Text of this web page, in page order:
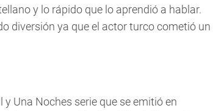
y lo rápido que lo aprendió a hablar.
diversión ya que el actor turco cometió un
Una Noches serie que se emitió en